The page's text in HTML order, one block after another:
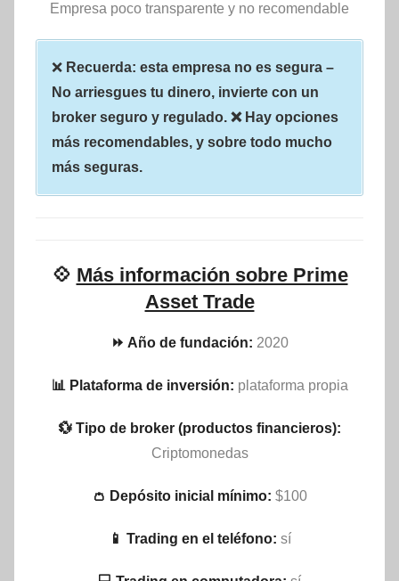
Empresa poco transparente y no recomendable
❌ Recuerda: esta empresa no es segura –
No arriesgues tu dinero, invierte con un
broker seguro y regulado. ❌ Hay opciones
más recomendables, y sobre todo mucho
más seguras.
💠 Más información sobre Prime
Asset Trade
⏩ Año de fundación: 2020
📊 Plataforma de inversión: plataforma propia
💱 Tipo de broker (productos financieros):
Criptomonedas
👛 Depósito inicial mínimo: $100
📱 Trading en el teléfono: sí